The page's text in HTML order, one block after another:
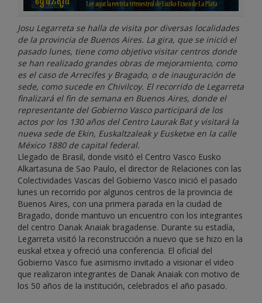
Josu Legarreta se halla de visita por diversas localidades
de la provincia de Buenos Aires. La gira, que se inició el
pasado lunes, tiene como objetivo visitar centros donde
se han realizado grandes obras de mejoramiento, como
es el caso de Arrecifes y Bragado, o de inauguración de
sede, como sucede en Chivilcoy. El recorrido de Legarreta
finalizará el fin de semana en Buenos Aires, donde el
representante del Gobierno Vasco participará de los
actos por los 130 años del Centro Laurak Bat y visitará la
nueva sede de Ekin, Euskaltzaleak y Eusketxe en la calle
México 1880 de capital federal.
Llegado de Brasil, donde visitó el Centro Vasco Eusko
Alkartasuna de Sao Paulo, el director de Relaciones con las
Colectividades Vascas del Gobierno Vasco inició el pasado
lunes un recorrido por algunos centros de la provincia de
Buenos Aires, con una primera parada en la ciudad de
Bragado, donde mantuvo un encuentro con los integrantes
del centro Danak Anaiak bragadense. Durante su estadía,
Legarreta visitó la reconstrucción a nuevo que se hizo en la
euskal etxea y ofreció una conferencia. El oficial del
Gobierno Vasco fue asimismo invitado a visionar el video
que realizaron integrantes de Danak Anaiak con motivo de
los 50 años de la institución, celebrados el año pasado.